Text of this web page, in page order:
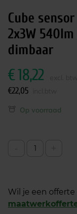
Cube
2x3W
dimbaar
€18,22
€22,05
Op voorraad
Wil je een